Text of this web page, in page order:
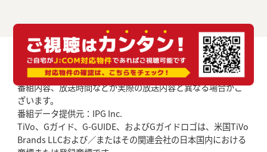
番組内容、放送時間などが実際の放送内容と異なる場合がご
ざいます。
番組データ提供元：IPG Inc.
TiVo、Gガイド、G-GUIDE、およびGガイドロゴは、米国TiVo
Brands LLCおよび／またはその関連会社の日本国内における